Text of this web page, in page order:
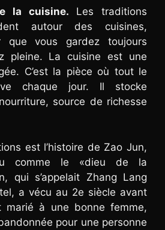
la cuisine. Les traditions
autour des cuisines,
que vous gardez toujours
pleine. La cuisine est une
C’est la pièce où tout le
chaque jour. Il stocke
source de richesse
est l’histoire de Zao Jun,
comme le «dieu de la
qui s’appelait Zhang Lang
a vécu au 2e siècle avant
marié à une bonne femme,
pour une personne